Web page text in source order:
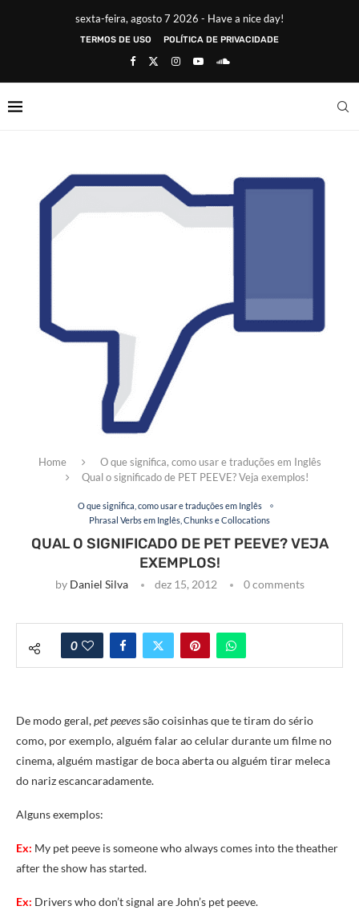
sexta-feira, agosto 7 2026 - Have a nice day!
TERMOS DE USO POLÍTICA DE PRIVACIDADE
Home
O que significa, como usar e traduções em Inglês
Qual o significado de PET PEEVE? Veja exemplos!
O que significa, como usar e traduções em Inglês
Phrasal Verbs em Inglês, Chunks e Collocations
QUAL O SIGNIFICADO DE PET PEEVE? VEJA
EXEMPLOS!
by Daniel Silva dez 15, 2012 0 comments
0
De modo geral,pet peevessão coisinhas que te tiram do sério
como, por exemplo, alguém falar ao celular durante um filme no
cinema, alguém mastigar de boca aberta ou alguém tirar meleca
do nariz escancaradamente.
Alguns exemplos:
Ex: My pet peeve is someone who always comes into the theather
after the show has started.
Ex: Drivers who don’t signal are John’s pet peeve.